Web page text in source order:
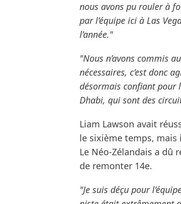
nous avons pu rouler à
par l’équipe ici à Las
l’année."
"Nous n’avons commis
nécessaires, c’est donc
désormais confiant pour
Dhabi, qui sont des
Liam Lawson avait
le sixième temps, mais
Le Néo-Zélandais a dû
de remonter 14e.
"Je suis déçu pour